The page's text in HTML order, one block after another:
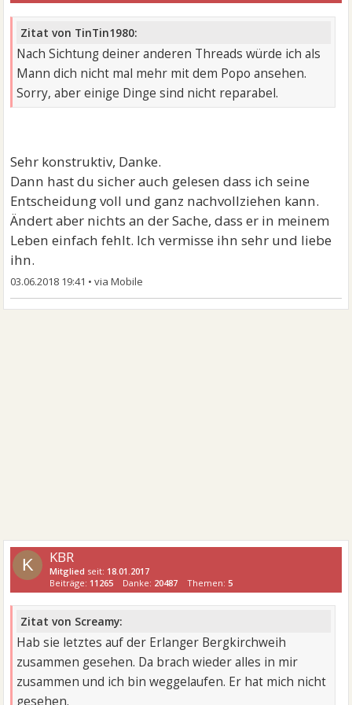
Zitat von TinTin1980:
Nach Sichtung deiner anderen Threads würde ich als
Mann dich nicht mal mehr mit dem Popo ansehen.
Sorry, aber einige Dinge sind nicht reparabel.
Sehr konstruktiv, Danke.
Dann hast du sicher auch gelesen dass ich seine
Entscheidung voll und ganz nachvollziehen kann.
Ändert aber nichts an der Sache, dass er in meinem
Leben einfach fehlt. Ich vermisse ihn sehr und liebe
ihn.
03.06.2018 19:41 •
K KBR
Mitglied seit: 18.01.2017
Beiträge: 11265 Danke: 20487 Themen: 5
Zitat von Screamy:
Hab sie letztes auf der Erlanger Bergkirchweih
zusammen gesehen. Da brach wieder alles in mir
zusammen und ich bin weggelaufen. Er hat mich nicht